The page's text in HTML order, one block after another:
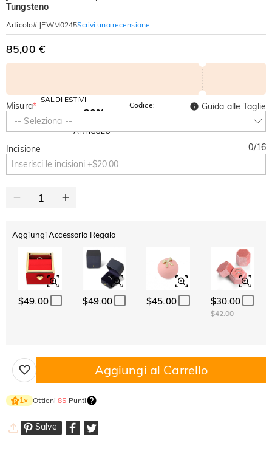
Tungsteno
Articolo#: JEWM0245Scrivi una recensione
85,00 €
SALDI ESTIVI
-10%
SU TUTTO
-30%
ARTICOLO
Codice:
SUMMER
Misura*
-- Seleziona --
Guida alle Taglie
Incisione 0/16
Aggiungi Accessorio Regalo
$49.00 $49.00 $45.00 $30.00
$42.00
Aggiungi al Carrello
1× Ottieni85 Punti
Salve